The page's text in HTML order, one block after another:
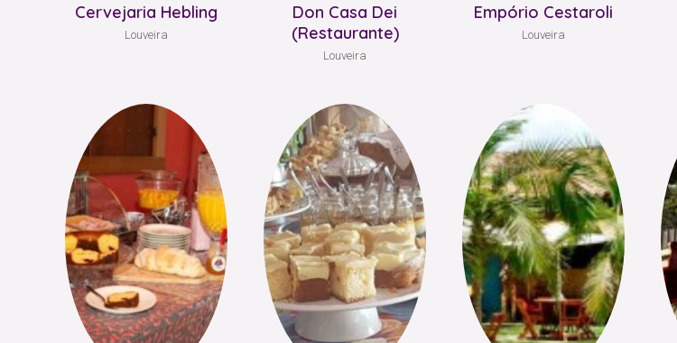
Cervejaria Hebling
Louveira
Don Casa Dei
(Restaurante)
Louveira
Empório Cestaroli
Louveira